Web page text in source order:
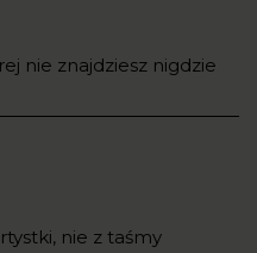
nie znajdziesz nigdzie
nie z taśmy